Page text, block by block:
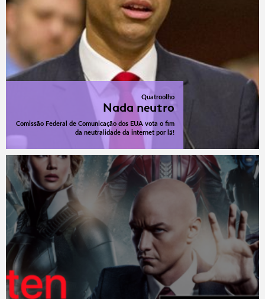
Quatroolho
Nada neutro
Comissão Federal de Comunicação dos EUA vota o fim
da neutralidade da internet por lá!